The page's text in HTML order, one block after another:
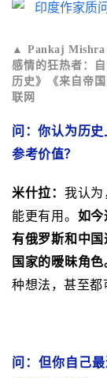
▲ Pankaj Mishra
感情的狂热者：
历史》《来自帝
联网
问：你认为历
参考价值？
米什拉： 我认为
能更有用。 如今
有俄罗斯和中
国家的暧昧角色
种想法，甚至都
问：但你自己